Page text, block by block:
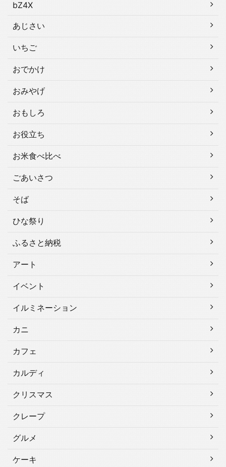
bZ4X
あじさい
いちご
おでかけ
おみやげ
おもしろ
お役立ち
お米食べ比べ
ごあいさつ
そば
ひな祭り
ふるさと納税
アート
イベント
イルミネーション
カニ
カフェ
カルディ
クリスマス
クレープ
グルメ
ケーキ